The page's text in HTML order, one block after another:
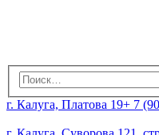
г. Калуга, Платова 19+ 7